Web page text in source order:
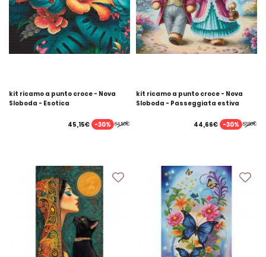
kit ricamo a punto croce - Nova
Sloboda - Esotica
64,50€
45,15€ -30%
kit ricamo a punto croce - Nova
Sloboda - Passeggiata estiva
63,80€
44,66€ -30%